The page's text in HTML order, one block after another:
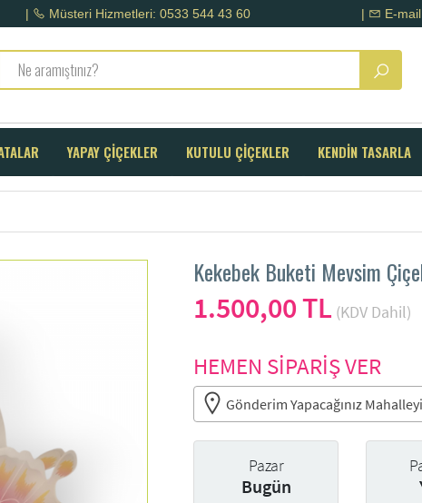
| E-
| Müsteri Hizmetleri: 0533 544 43 60
YAPAY ÇİÇEKLER KUTULU ÇİÇEKLER KENDİN TASARLA
Kekebek Buketi Mevsim
1.500,00 TL (KDV Dahil)
HEMEN SİPARİŞ VER
Gönderim Yapacağınız
Pazar
Bugün